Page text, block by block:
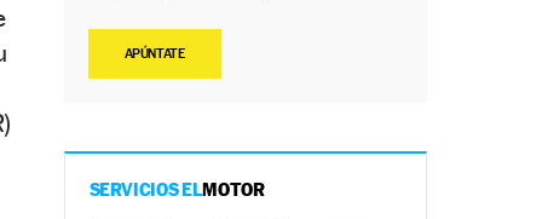
APÚNTATE
SERVICIOS ELMOTOR